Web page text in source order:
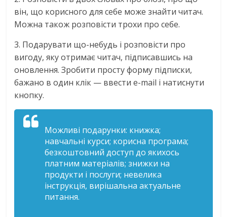
він, що корисного для себе може знайти читач.
Можна також розповісти трохи про себе.
3. Подарувати що-небудь і розповісти про
вигоду, яку отримає читач, підписавшись на
оновлення. Зробити просту форму підписки,
бажано в один клік — ввести e-mail і натиснути
кнопку.
Можливі подарунки: книжка;
навчальні курси; корисна програма;
безкоштовний доступ до якихось
платним матеріалів; знижки на
продукти і послуги; невелика
інструкція, вирішальна актуальне
питання.